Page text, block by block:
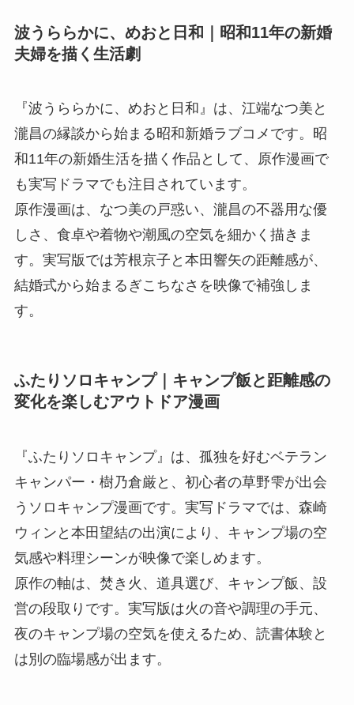
波うららかに、めおと日和｜昭和11年の新婚
夫婦を描く生活劇
『波うららかに、めおと日和』は、江端なつ美と
瀧昌の縁談から始まる昭和新婚ラブコメです。昭
和11年の新婚生活を描く作品として、原作漫画で
も実写ドラマでも注目されています。
原作漫画は、なつ美の戸惑い、瀧昌の不器用な優
しさ、食卓や着物や潮風の空気を細かく描きま
す。実写版では芳根京子と本田響矢の距離感が、
結婚式から始まるぎこちなさを映像で補強しま
す。
ふたりソロキャンプ｜キャンプ飯と距離感の
変化を楽しむアウトドア漫画
『ふたりソロキャンプ』は、孤独を好むベテラン
キャンパー・樹乃倉厳と、初心者の草野雫が出会
うソロキャンプ漫画です。実写ドラマでは、森崎
ウィンと本田望結の出演により、キャンプ場の空
気感や料理シーンが映像で楽しめます。
原作の軸は、焚き火、道具選び、キャンプ飯、設
営の段取りです。実写版は火の音や調理の手元、
夜のキャンプ場の空気を使えるため、読書体験と
は別の臨場感が出ます。